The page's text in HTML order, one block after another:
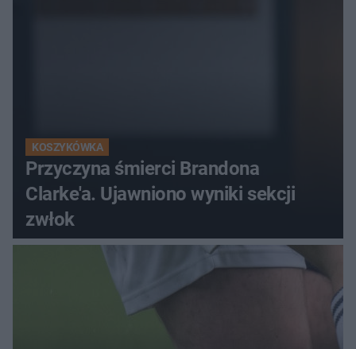
KOSZYKÓWKA
Przyczyna śmierci Brandona
Clarke'a. Ujawniono wyniki sekcji
zwłok